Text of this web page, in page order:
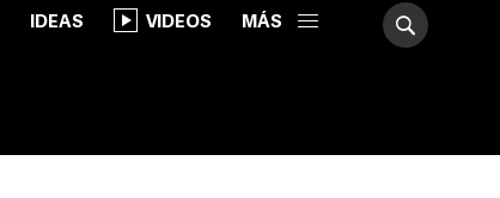
IDEAS VIDEOS MÁS